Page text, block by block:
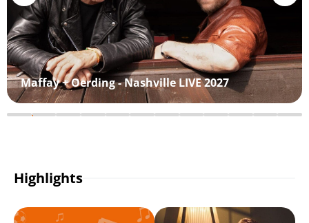
Maffay + Oerding - Nashville LIVE 2027
Highlights